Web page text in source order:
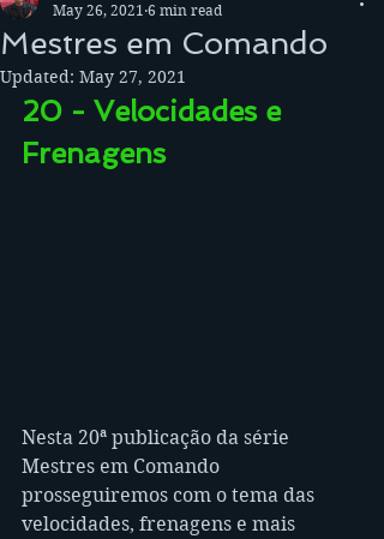
Mestres em Comando
May 26, 2021 6 min read
Updated: May 27, 2021
20 - Velocidades e
Frenagens
Nesta 20ª publicação da série
Mestres em Comando
prosseguiremos com o tema das
velocidades, frenagens e mais